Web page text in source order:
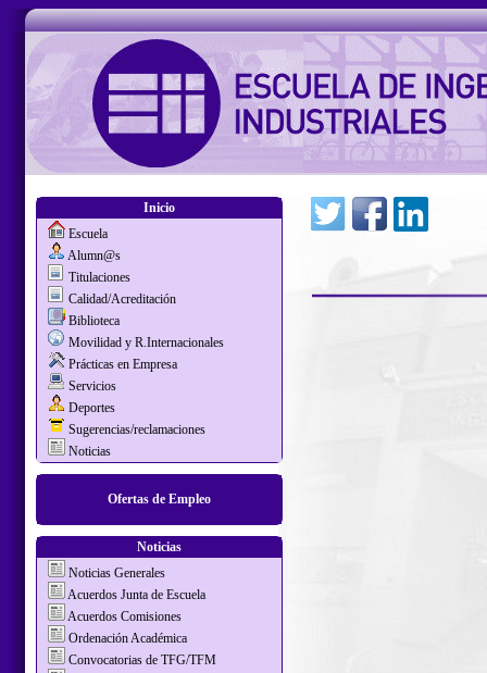
Inicio
Escuela
Alumn@s
Titulaciones
Calidad/Acreditación
Biblioteca
Movilidad y R.Internacionales
Prácticas en Empresa
Servicios
Deportes
Sugerencias/reclamaciones
Noticias
Ofertas de Empleo
Noticias
Noticias Generales
Acuerdos Junta de Escuela
Acuerdos Comisiones
Ordenación Académica
Convocatorias de TFG/TFM